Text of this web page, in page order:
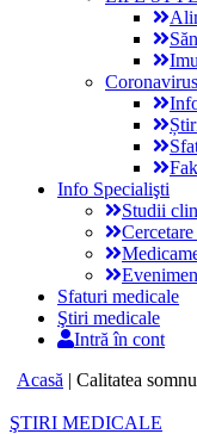
Coronavirus
Info Specialişti
Studii
Sfaturi medicale
Ştiri medicale
Intră în cont
Acasă | Calitatea
ŞTIRI MEDICALE